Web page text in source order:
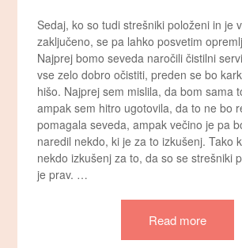
Sedaj, ko so tudi strešniki položeni in je
zaključeno, se pa lahko posvetim
Najprej bomo seveda naročili čistilni
vse zelo dobro očistiti, preden se bo
hišo. Najprej sem mislila, da bom sama
ampak sem hitro ugotovila, da to ne bo
pomagala seveda, ampak večino je pa
naredil nekdo, ki je za to izkušenj. Tako
nekdo izkušenj za to, da so se strešniki
je prav. …
Read more